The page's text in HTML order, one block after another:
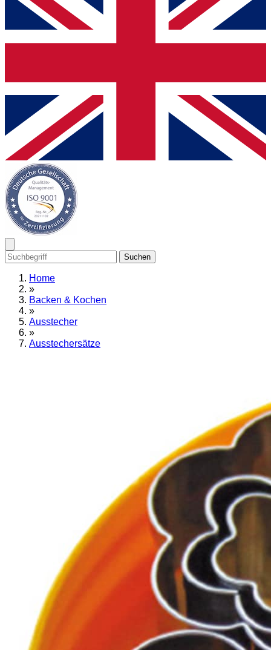
Suchen
Home
»
Backen & Kochen
»
Ausstecher
»
Ausstechersätze